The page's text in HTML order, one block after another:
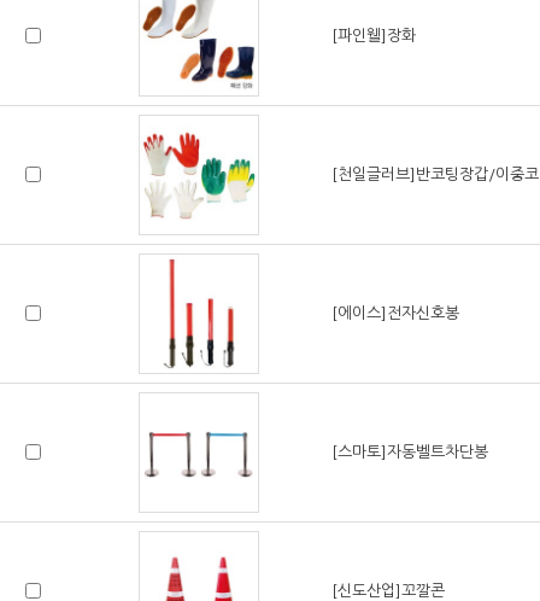
[파인웰]장화
[천일글러브]반코팅장갑/이중
[에이스]전자신호봉
[스마토]자동벨트차단봉
[신도산업]꼬깔콘